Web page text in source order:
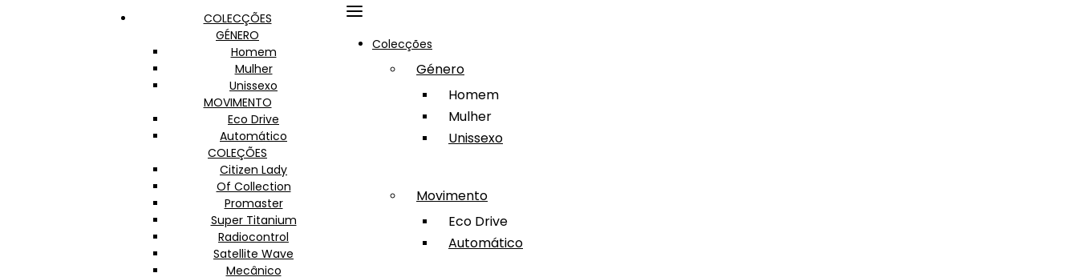
COLECÇÕES
GÉNERO
Homem
Mulher
Unissexo
MOVIMENTO
Eco Drive
Automático
COLEÇÕES
Citizen Lady
Of Collection
Promaster
Super Titanium
Radiocontrol
Satellite Wave
Mecânico
Colecções
Género
Homem
Mulher
Unissexo
Movimento
Eco Drive
Automático